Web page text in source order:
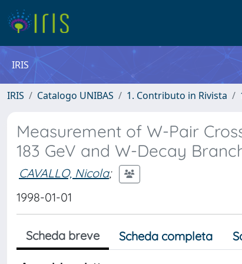
IRIS
IRIS Catalogo UNIBAS 1. Contributo in Rivista
Measurement of W-Pair
183 GeV and W-Decay
CAVALLO, Nicola;
1998-01-01
Scheda breve Scheda completa